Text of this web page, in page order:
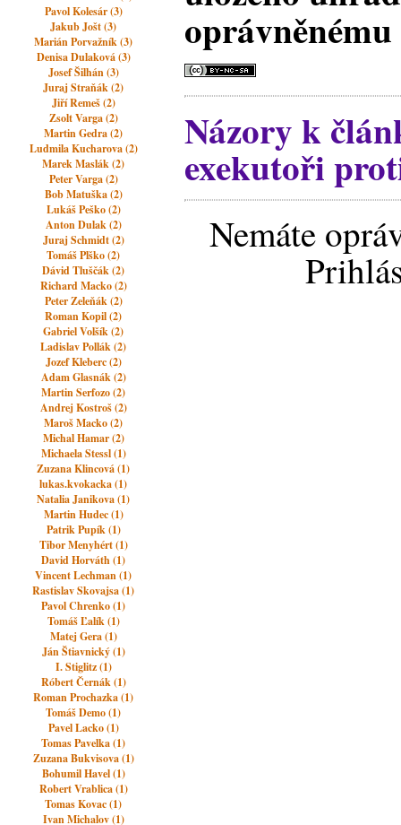
Pavol Kolesár (3)
Jakub Jošt (3)
Marián Porvažník (3)
Denisa Dulaková (3)
Josef Šilhán (3)
Juraj Straňák (2)
Jiří Remeš (2)
Zsolt Varga (2)
Martin Gedra (2)
Ludmila Kucharova (2)
Marek Maslák (2)
Peter Varga (2)
Bob Matuška (2)
Lukáš Peško (2)
Anton Dulak (2)
Juraj Schmidt (2)
Tomáš Plško (2)
Dávid Tluščák (2)
Richard Macko (2)
Peter Zeleňák (2)
Roman Kopil (2)
Gabriel Volšík (2)
Ladislav Pollák (2)
Jozef Kleberc (2)
Adam Glasnák (2)
Martin Serfozo (2)
Andrej Kostroš (2)
Maroš Macko (2)
Michal Hamar (2)
Michaela Stessl (1)
Zuzana Klincová (1)
lukas.kvokacka (1)
Natalia Janikova (1)
Martin Hudec (1)
Patrik Pupík (1)
Tibor Menyhért (1)
David Horváth (1)
Vincent Lechman (1)
Rastislav Skovajsa (1)
Pavol Chrenko (1)
Tomáš Ľalík (1)
Matej Gera (1)
Ján Štiavnický (1)
I. Stiglitz (1)
Róbert Černák (1)
Roman Prochazka (1)
Tomáš Demo (1)
Pavel Lacko (1)
Tomas Pavelka (1)
Zuzana Bukvisova (1)
Bohumil Havel (1)
Robert Vrablica (1)
Tomas Kovac (1)
Ivan Michalov (1)
Názory k
exekutoři
Nemáte